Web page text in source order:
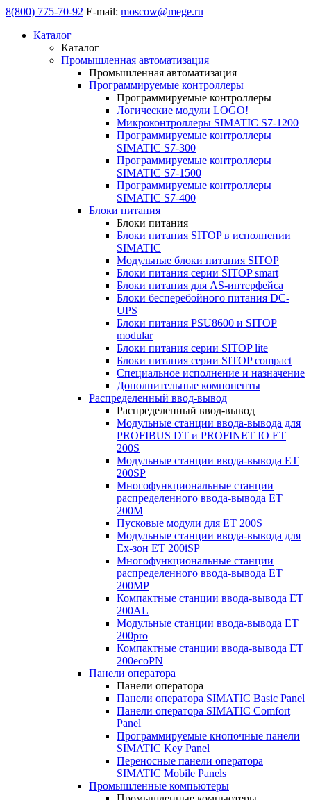
8(800) 775-70-92 E-mail: moscow@mege.ru
Каталог
Каталог
Промышленная автоматизация
Промышленная автоматизация
Программируемые контроллеры
Программируемые контроллеры
Логические модули LOGO!
Микроконтроллеры SIMATIC S7-1200
Программируемые контроллеры
SIMATIC S7-300
Программируемые контроллеры
SIMATIC S7-1500
Программируемые контроллеры
SIMATIC S7-400
Блоки питания
Блоки питания
Блоки питания SITOP в исполнении
SIMATIC
Модульные блоки питания SITOP
Блоки питания серии SITOP smart
Блоки питания для AS-интерфейса
Блоки бесперебойного питания DC-
UPS
Блоки питания PSU8600 и SITOP
modular
Блоки питания серии SITOP lite
Блоки питания серии SITOP compact
Специальное исполнение и назначение
Дополнительные компоненты
Распределенный ввод-вывод
Распределенный ввод-вывод
Модульные станции ввода-вывода для
PROFIBUS DT и PROFINET IO ET
200S
Модульные станции ввода-вывода ET
200SP
Многофункциональные станции
распределенного ввода-вывода ET
200M
Пусковые модули для ET 200S
Модульные станции ввода-вывода для
Ex-зон ET 200iSP
Многофункциональные станции
распределенного ввода-вывода ET
200MP
Компактные станции ввода-вывода ET
200AL
Модульные станции ввода-вывода ET
200pro
Компактные станции ввода-вывода ET
200ecoPN
Панели оператора
Панели оператора
Панели оператора SIMATIC Basic Panel
Панели оператора SIMATIC Comfort
Panel
Программируемые кнопочные панели
SIMATIC Key Panel
Переносные панели оператора
SIMATIC Mobile Panels
Промышленные компьютеры